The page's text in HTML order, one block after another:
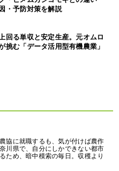
・予防対策を解説
回る単収と安定生産。元オムロ
挑む「データ活用型有機農業」
協に就職するも、気が付けば農作
川県で、自分にしかできない都市
ため、暗中模索の毎日。収穫より